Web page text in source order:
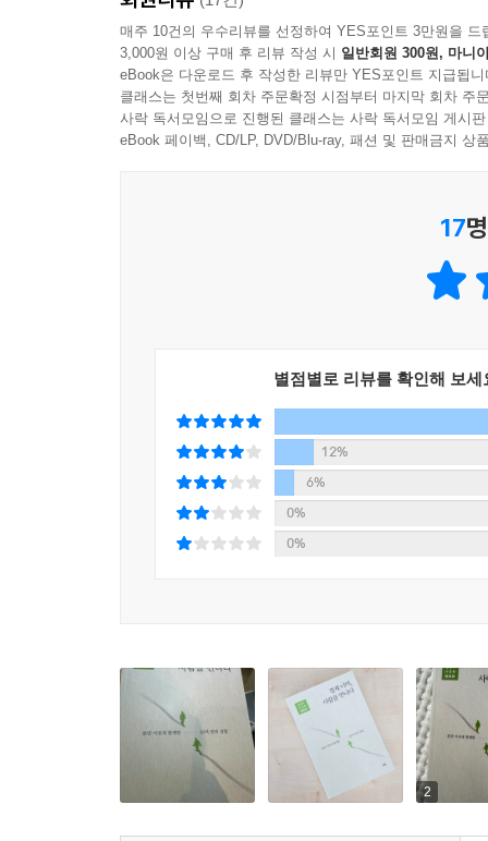
매주 10건의 우수리뷰를 선정하여 YES포인트 3만원을 드
3,000원 이상 구매 후 리뷰 작성 시 일반회원 300원, 마니
eBook은 다운로드 후 작성한 리뷰만 YES포인트 지급됩니
클래스는 첫번째 회차 주문확정 시점부터 마지막 회차 주
사락 독서모임으로 진행된 클래스는 사락 독서모임 게시
eBook 페이백, CD/LP, DVD/Blu-ray, 패션 및 판매금지 상
17
별점별로 리뷰를 확인해 보세
12%
6%
0%
0%
2